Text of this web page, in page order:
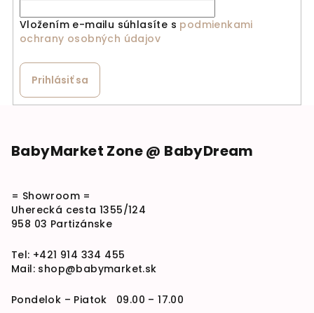
Vložením e-mailu súhlasíte s podmienkami
ochrany osobných údajov
Prihlásiť sa
BabyMarket Zone @ BabyDream
= Showroom =
Uherecká cesta 1355/124
958 03 Partizánske
Tel: +421 914 334 455
Mail: shop@babymarket.sk
Pondelok – Piatok 09.00 – 17.00